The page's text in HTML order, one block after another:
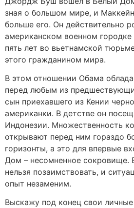
зная о большом мире, и
больше его. Он действительно
американском военном
пять лет во вьетнамской
этого гражданином мира.
В этом отношении Обама
перед любым из
сын приехавшего из Кении
американки. В детстве он
Индонезии. Множественность
открывают перед ним гораздо
горизонты, а это для впервые
Дом – несомненное сокровище.
нельзя позаимствовать, и
опыт незаменим.
Выскажу под конец свои